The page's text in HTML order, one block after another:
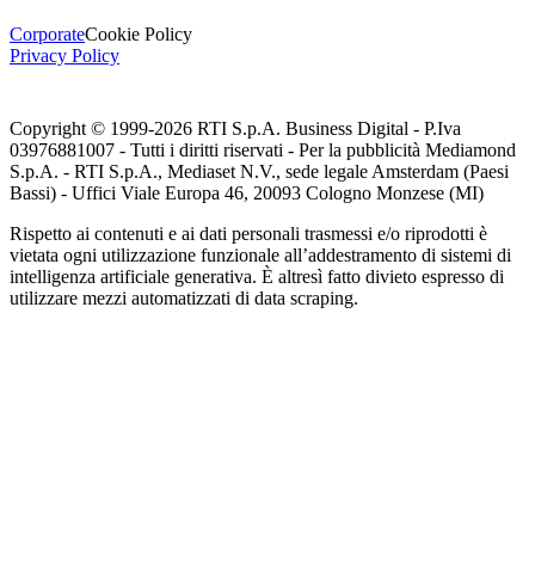
CorporateCookie Policy
Privacy Policy
Copyright © 1999-2026 RTI S.p.A. Business Digital - P.Iva
03976881007 - Tutti i diritti riservati - Per la pubblicità Mediamond
S.p.A. - RTI S.p.A., Mediaset N.V., sede legale Amsterdam (Paesi
Bassi) - Uffici Viale Europa 46, 20093 Cologno Monzese (MI)
Rispetto ai contenuti e ai dati personali trasmessi e/o riprodotti è
vietata ogni utilizzazione funzionale all’addestramento di sistemi di
intelligenza artificiale generativa. È altresì fatto divieto espresso di
utilizzare mezzi automatizzati di data scraping.